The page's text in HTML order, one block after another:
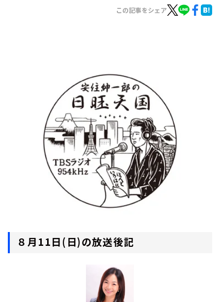
TBS Podcast
イベント・グッズ
YouTube
会社情報
この記事をシェア
８月11日(日)の放送後記